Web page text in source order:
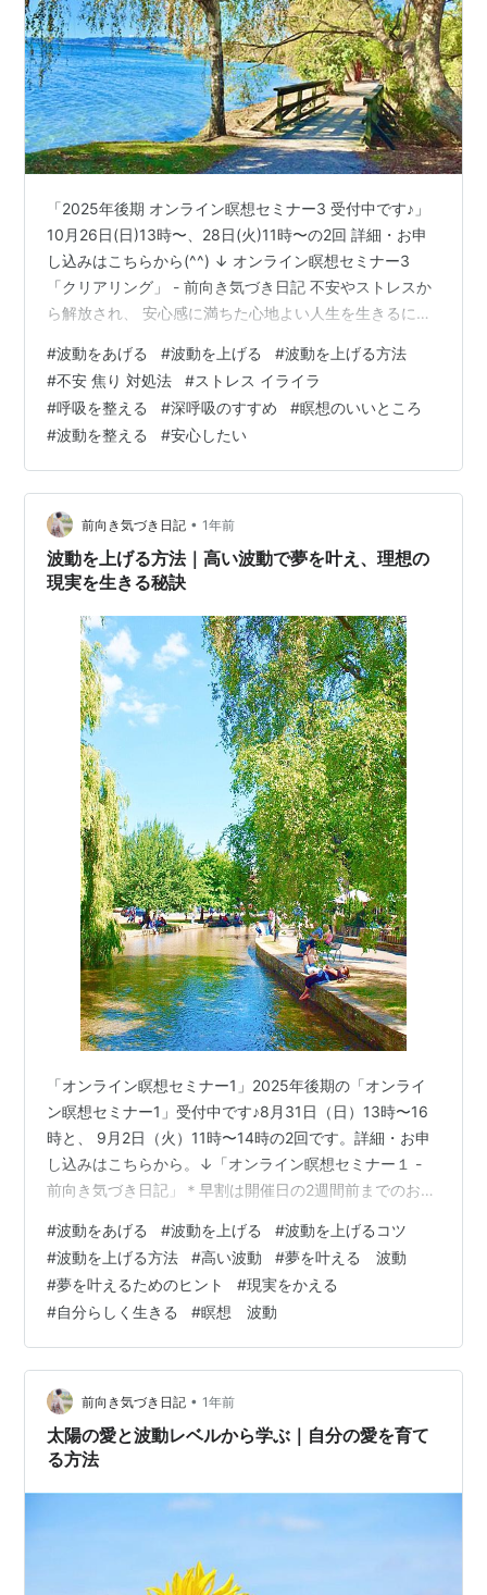
「2025年後期 オンライン瞑想セミナー3 受付中です♪」
10月26日(日)13時〜、28日(火)11時〜の2回 詳細・お申
し込みはこちらから(^^) ↓ オンライン瞑想セミナー3
「クリアリング」 - 前向き気づき日記 不安やストレスか
ら解放され、 安心感に満ちた心地よい人生を生きるに
神、 意識状態などが調和すると波動が上がり、 すると現
実は自然と調和した心地よい世界になります。 そのため
に最も簡単で効果的な方法のお話です。 ぜひ参考にして
みてくださいね(^^) ・ 今夜は軽やかな空気が心地よい 美
しい秋の夜となりました。 窓を開けている…
#波動をあげる #波動を上げる #波動を上げる方法
#不安 焦り 対処法 #ストレス イライラ
#呼吸を整える #深呼吸のすすめ #瞑想のいいところ
#波動を整える #安心したい
前向き気づき日記 • 1年前
波動を上げる方法｜高い波動で夢を叶え、理想の
現実を生きる秘訣
「オンライン瞑想セミナー1」2025年後期の「オンライ
ン瞑想セミナー1」受付中です♪8月31日（日）13時〜16
時と、 9月2日（火）11時〜14時の2回です。詳細・お申
し込みはこちらから。↓「オンライン瞑想セミナー１ -
前向き気づき日記」＊早割は開催日の2週間前までのお申
る磁石とエネルギーのお話の延長で、 夢を引き寄せる高
い波動で生きるには どうすればいいか？というお話で
す。 波動が大事だとわかったけれど、 波動を上げたいけ
れど、どうすればいいの？ と思う時に、 ここだけ気をつ
けて、 これだけすればいい、という核心部分がありま
す。 細か…
#波動をあげる #波動を上げる #波動を上げるコツ
#波動を上げる方法 #高い波動 #夢を叶える 波動
#夢を叶えるためのヒント #現実をかえる
#自分らしく生きる #瞑想 波動
前向き気づき日記 • 1年前
太陽の愛と波動レベルから学ぶ｜自分の愛を育て
る方法